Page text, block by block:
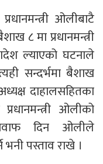
ओलीबाटै
८ मा प्रधानमन्त्री
ल्याएको घटनाले
सन्दर्भमा बैशाख
दाहालसहितका
ओलीको
जवाफ दिन ओलीले
भनी पस्ताव राखे ।